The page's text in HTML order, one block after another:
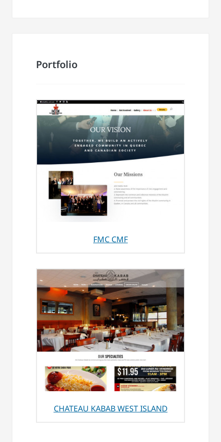
Portfolio
FMC CMF
CHATEAU KABAB WEST ISLAND